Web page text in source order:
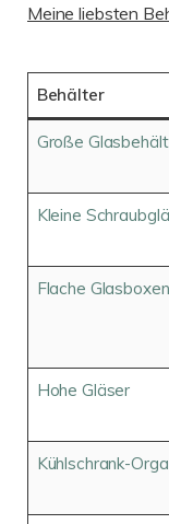
Meine liebsten
Behälter
Große
Kleine
Flache Glasboxen
Hohe Gläser
Kühlschrank-